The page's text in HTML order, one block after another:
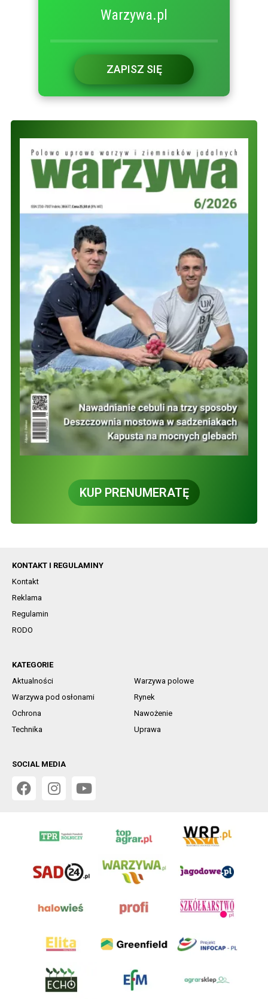
Warzywa.pl
ZAPISZ SIĘ
KUP PRENUMERATĘ
KONTAKT I REGULAMINY
Kontakt
Reklama
Regulamin
RODO
KATEGORIE
Aktualności
Warzywa polowe
Warzywa pod osłonami
Rynek
Ochrona
Nawożenie
Technika
Uprawa
SOCIAL MEDIA